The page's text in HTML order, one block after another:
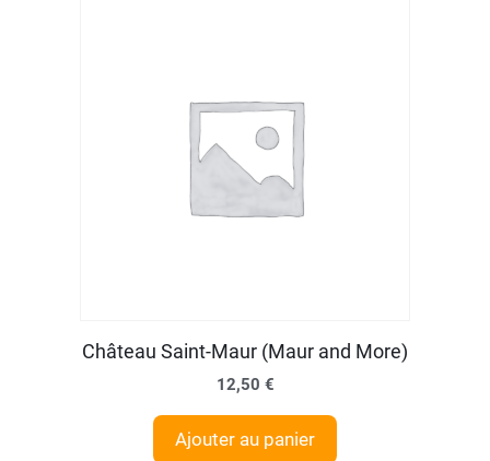
Château Saint-Maur (Maur and More)
12,50 €
Ajouter au panier